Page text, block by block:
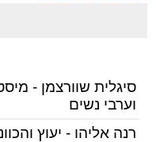
סיגלית שוורצמן -
וערבי נשים
רנה אליהו - יעוץ